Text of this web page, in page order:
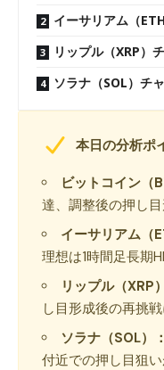
イーサリアム（
リップル（XRP）
ソラナ（SOL）チ
本日の分析ポ
ビットコイン（
達、調整後の押し
イーサリアム（
理想は1時間足長期
リップル（XRP
し目形成後の再挑
ソラナ（SOL）：
付近での押し目狙